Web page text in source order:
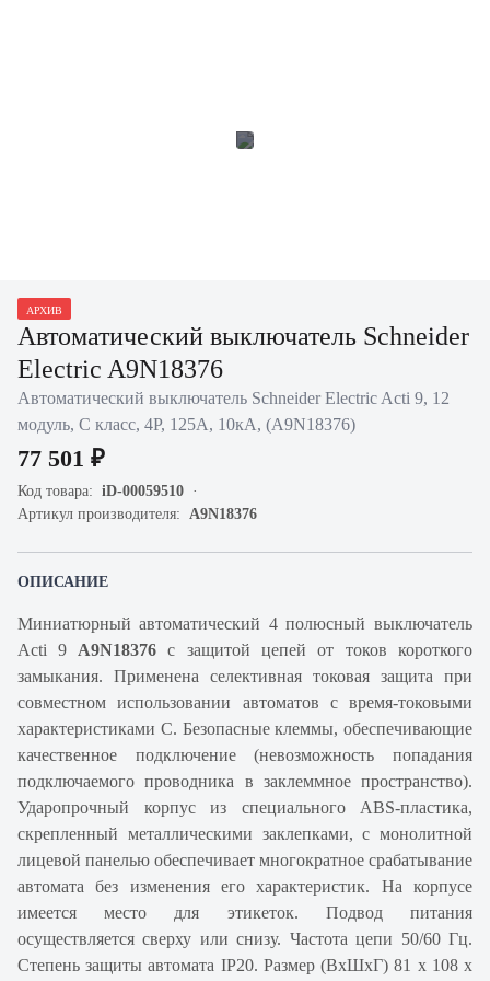
АРХИВ
Автоматический выключатель Schneider
Electric A9N18376
Автоматический выключатель Schneider Electric Acti 9, 12
модуль, C класс, 4P, 125А, 10кА, (A9N18376)
77 501 ₽
Код товара: iD-00059510
Артикул производителя: A9N18376
ОПИСАНИЕ
Миниатюрный автоматический 4 полюсный выключатель
Acti 9 A9N18376 с защитой цепей от токов короткого
замыкания. Применена селективная токовая защита при
совместном использовании автоматов с время-токовыми
характеристиками С. Безопасные клеммы, обеспечивающие
качественное подключение (невозможность попадания
подключаемого проводника в заклеммное пространство).
Ударопрочный корпус из специального ABS-пластика,
скрепленный металлическими заклепками, с монолитной
лицевой панелью обеспечивает многократное срабатывание
автомата без изменения его характеристик. На корпусе
имеется место для этикеток. Подвод питания
осуществляется сверху или снизу. Частота цепи 50/60 Гц.
Степень защиты автомата IP20. Размер (ВхШхГ) 81 х 108 х